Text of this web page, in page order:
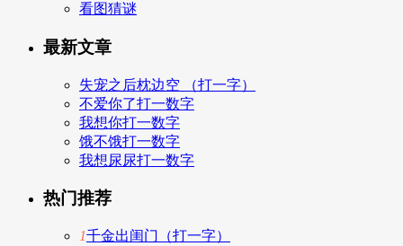
看图猜谜
最新文章
失宠之后枕边空 （打一字）
不爱你了打一数字
我想你打一数字
饿不饿打一数字
我想尿尿打一数字
热门推荐
1千金出闺门（打一字）